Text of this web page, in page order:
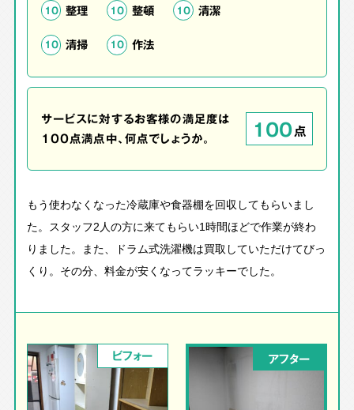
10 整理 10 整頓 10 清潔
10 清掃 10 作法
サービスに対するお客様の満足度は
100点満点中、何点でしょうか。
100点
もう使わなくなった冷蔵庫や食器棚を回収してもらいまし
た。スタッフ2人の方に来てもらい1時間ほどで作業が終わ
りました。また、ドラム式洗濯機は買取していただけてびっ
くり。その分、料金が安くなってラッキーでした。
ビフォー アフター